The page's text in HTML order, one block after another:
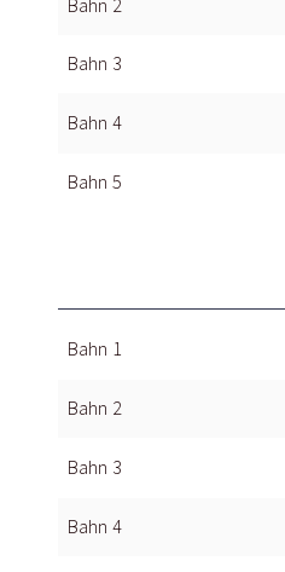
Bahn 2
Bahn 3
Bahn 4
Bahn 5
Bahn 1
Bahn 2
Bahn 3
Bahn 4